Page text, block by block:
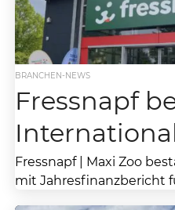
BRANCHEN-NEWS
Fressnapf
Fressnapf | Maxi Zoo
mit Jahresfinanzbericht